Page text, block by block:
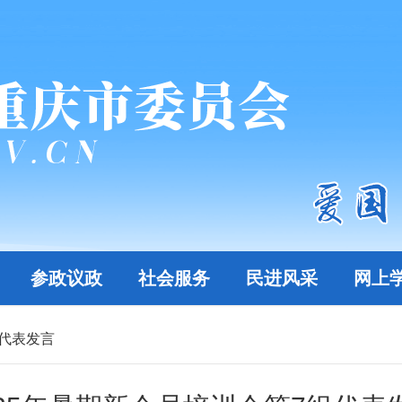
参政议政 社会服务 民进风采 网上
表发言